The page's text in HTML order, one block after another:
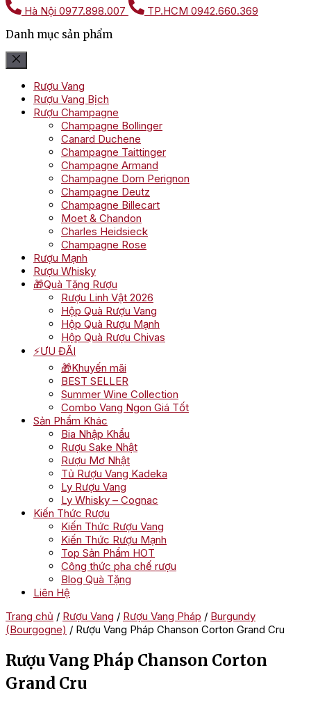
Hà Nội 0977.898.007 TP.HCM 0942.660.369
Danh mục sản phẩm
Rượu Vang
Rượu Vang Bịch
Rượu Champagne
Champagne Bollinger
Canard Duchene
Champagne Taittinger
Champagne Armand
Champagne Dom Perignon
Champagne Deutz
Champagne Billecart
Moet & Chandon
Charles Heidsieck
Champagne Rose
Rượu Mạnh
Rượu Whisky
🎁Quà Tặng Rượu
Rượu Linh Vật 2026
Hộp Quà Rượu Vang
Hộp Quà Rượu Mạnh
Hộp Quà Rượu Chivas
⚡ƯU ĐÃI
🎁Khuyến mãi
BEST SELLER
Summer Wine Collection
Combo Vang Ngon Giá Tốt
Sản Phẩm Khác
Bia Nhập Khẩu
Rượu Sake Nhật
Rượu Mơ Nhật
Tủ Rượu Vang Kadeka
Ly Rượu Vang
Ly Whisky – Cognac
Kiến Thức Rượu
Kiến Thức Rượu Vang
Kiến Thức Rượu Mạnh
Top Sản Phẩm HOT
Công thức pha chế rượu
Blog Quà Tặng
Liên Hệ
Trang chủ / Rượu Vang / Rượu Vang Pháp / Burgundy
(Bourgogne) / Rượu Vang Pháp Chanson Corton Grand Cru
Rượu Vang Pháp Chanson Corton
Grand Cru